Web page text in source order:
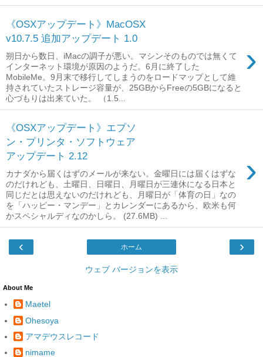
《OSXアップデート》MacOSX
v10.7.5 追加アップデート 1.0
›
朔日から数日、iMacの調子が悪い。マシンそのものでは無くて
インターネット環境が原因のようだ。6月に終了した
MobileMe。9月末で移行してしまうのをロードマップとして維
持されていたストレージ容量が、25GBからFreeの5GBになると
心づもりは出来ていた。 （1.5...
《OSXアップデート》エプソ
ン・プリンタ・ソフトウェア
アップデート 2.12
›
カナダから届くはずのメールが来ない。金曜日には届くはずな
のだけれども、土曜日、日曜日、月曜日が三連休になる日本と
同じだとは思えないのだけれども、月曜日が「体育の日」なの
を「ハッピー・マンデー」とカレンダーにあるから、欧米も何
かスペシャルディなのかしら。 (27.6MB) ...
‹ ›
ホーム
ウェブ バージョンを表示
About Me
Maetel
Ohesoya
アマデウスレコード
nimame